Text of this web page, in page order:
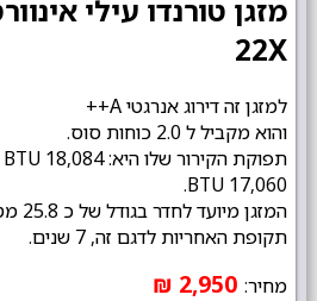
22X
למזגן זה דירוג אנרגטי A++
והוא מקביל ל 2.0 כוחות סוס.
17,060 BTU.
המזגן מיועד לחדר בגודל של כ 25.8 מטר מרובע לערך...
תקופת האחריות לדגם זה, 7 שנים.
מחיר: 2,950 ₪